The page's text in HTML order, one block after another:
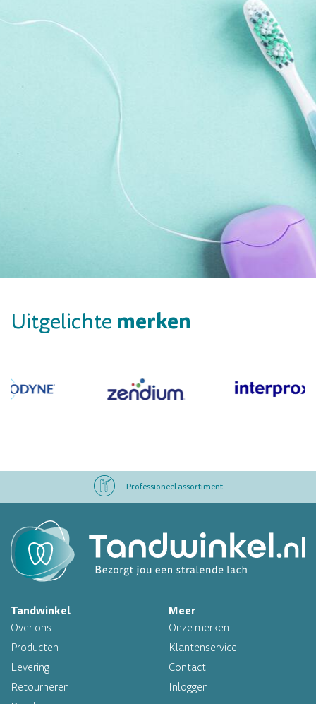
Uitgelichte merken
Professioneel assortiment
Op werkdagen voor 16.00 uur besteld, morgen in huis
Professioneel assortiment
Altijd op voorraad
Tandwinkel
Over ons
Producten
Levering
Retourneren
Meer
Onze merken
Klantenservice
Contact
Inloggen